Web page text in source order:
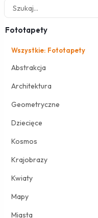
Fototapety
Wszystkie: Fototapety
Abstrakcja
Architektura
Geometryczne
Dziecięce
Kosmos
Krajobrazy
Kwiaty
Mapy
Miasta